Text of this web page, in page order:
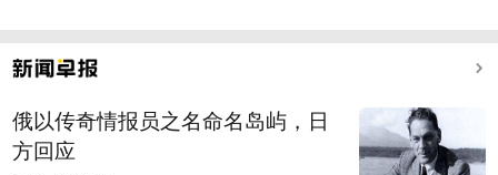
俄以传奇情报员之名命名岛屿，日
方回应